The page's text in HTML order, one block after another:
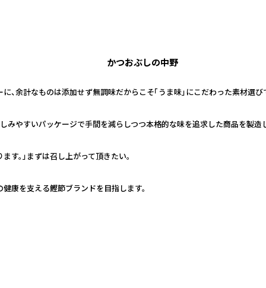
かつおぶしの中野
、余計なものは添加せず無調味だからこそ「うま味」にこだわった素材選
しみやすいパッケージで手間を減らしつつ本格的な味を追求した商品を製造
す。」まずは召し上がって頂きたい。
健康を支える鰹節ブランドを目指します。